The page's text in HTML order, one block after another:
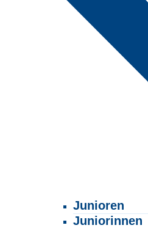
Junioren
Juniorinnen